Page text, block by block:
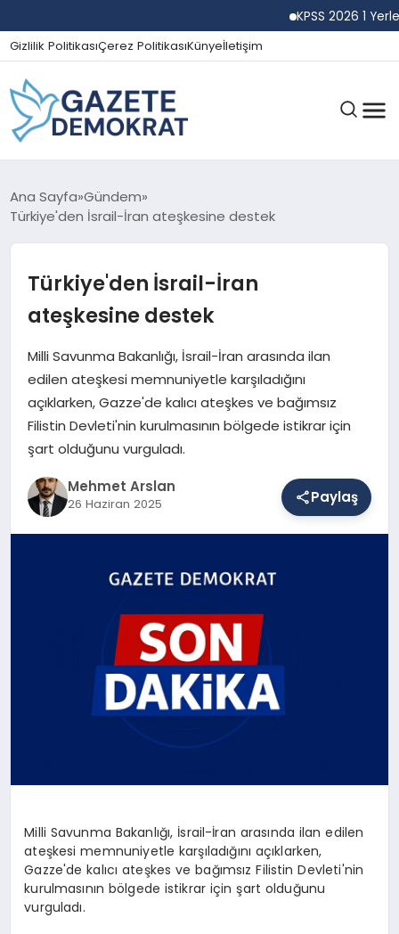
KPSS 2026 1
Gizlilik PolitikasıÇerez PolitikasıKünyeİletişim
GÜNDEM
SPOR
SAĞLIK
Ana Sayfa Gündem
Türkiye'den İsrail-İran ateşkesine destek
Türkiye'den İsrail-İran
ateşkesine destek
Milli Savunma Bakanlığı, İsrail-İran arasında ilan
edilen ateşkesi memnuniyetle karşıladığını
açıklarken, Gazze'de kalıcı ateşkes ve bağımsız
Filistin Devleti'nin kurulmasının bölgede istikrar için
şart olduğunu vurguladı.
Mehmet Arslan
26 Haziran 2025 Paylaş
Milli Savunma Bakanlığı, İsrail-İran arasında ilan edilen
ateşkesi memnuniyetle karşıladığını açıklarken,
Gazze'de kalıcı ateşkes ve bağımsız Filistin Devleti'nin
kurulmasının bölgede istikrar için şart olduğunu
vurguladı.